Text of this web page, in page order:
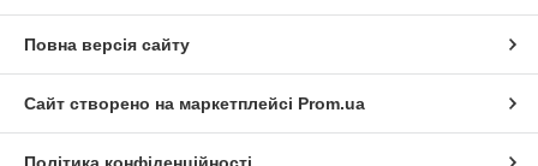
Повна версія сайту
Сайт створено на маркетплейсі Prom.ua